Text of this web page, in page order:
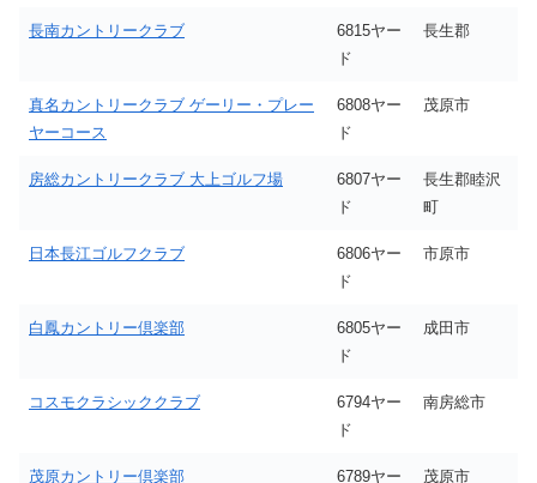
長南カントリークラブ
6815ヤー
ド
長生郡
真名カントリークラブ ゲーリー・プレー
ヤーコース
6808ヤー
ド
茂原市
房総カントリークラブ 大上ゴルフ場
6807ヤー
ド
長生郡睦沢
町
日本長江ゴルフクラブ
6806ヤー
ド
市原市
白鳳カントリー倶楽部
6805ヤー
ド
成田市
コスモクラシッククラブ
6794ヤー
ド
南房総市
茂原カントリー倶楽部
6789ヤー
茂原市